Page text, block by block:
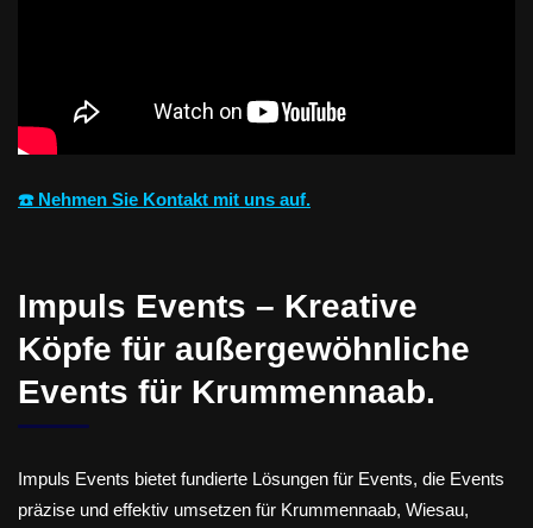
☎️ Nehmen Sie Kontakt mit uns auf.
Impuls Events – Kreative
Köpfe für außergewöhnliche
Events für Krummennaab.
Impuls Events bietet fundierte Lösungen für Events, die Events
präzise und effektiv umsetzen für Krummennaab, Wiesau,